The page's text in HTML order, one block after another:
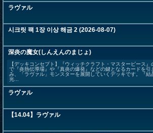
ラヴァル
시크릿 팩 1장 이상 해금 2 (2026-08-07)
深炎の魔女(しんえんのまじょ)
【デッキコンセプト】 ​『ウィッチクラフト・マスターピース』
で『炎熱伝導場』や『真炎の爆発』などの鍵となるカードを引
み、「ラヴァル」モンスターを展開していくデッキです。 ​『結
光...
ラヴァル
【14.04】ラヴァル